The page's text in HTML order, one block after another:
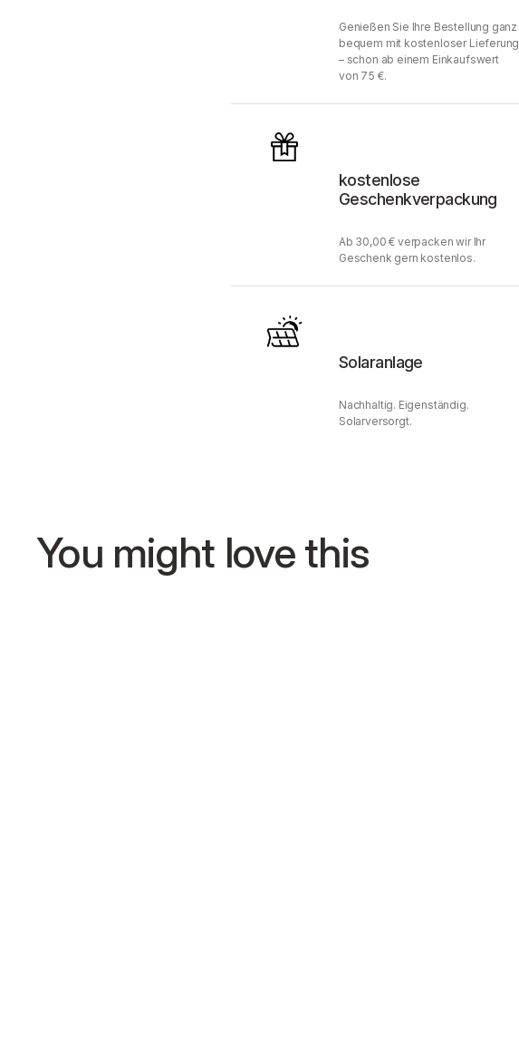
Genießen Sie Ihre Bestellung ganz
bequem mit kostenloser Lieferung
– schon ab einem Einkaufswert
von 75 €.
kostenlose
Geschenkverpackung
Ab 30,00 € verpacken wir Ihr
Geschenk gern kostenlos.
Solaranlage
Nachhaltig. Eigenständig.
Solarversorgt.
You might love this